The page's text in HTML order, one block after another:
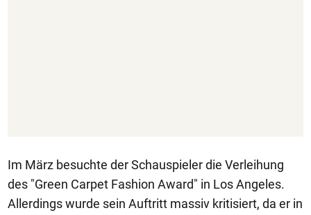
Im März besuchte der Schauspieler die Verleihung
des "Green Carpet Fashion Award" in Los Angeles.
Allerdings wurde sein Auftritt massiv kritisiert, da er in